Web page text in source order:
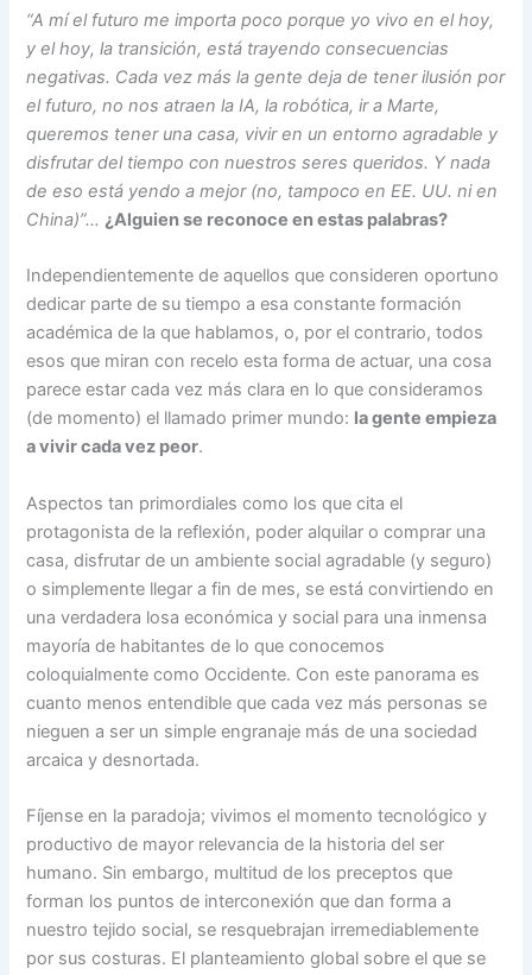
“A mí el futuro me importa poco porque yo vivo en el hoy,
y el hoy, la transición, está trayendo consecuencias
negativas. Cada vez más la gente deja de tener ilusión por
el futuro, no nos atraen la IA, la robótica, ir a Marte,
queremos tener una casa, vivir en un entorno agradable y
disfrutar del tiempo con nuestros seres queridos. Y nada
de eso está yendo a mejor (no, tampoco en EE. UU. ni en
China)”… ¿Alguien se reconoce en estas palabras?
Independientemente de aquellos que consideren oportuno
dedicar parte de su tiempo a esa constante formación
académica de la que hablamos, o, por el contrario, todos
esos que miran con recelo esta forma de actuar, una cosa
parece estar cada vez más clara en lo que consideramos
(de momento) el llamado primer mundo: la gente empieza
a vivir cada vez peor.
Aspectos tan primordiales como los que cita el
protagonista de la reflexión, poder alquilar o comprar una
casa, disfrutar de un ambiente social agradable (y seguro)
o simplemente llegar a fin de mes, se está convirtiendo en
una verdadera losa económica y social para una inmensa
mayoría de habitantes de lo que conocemos
coloquialmente como Occidente. Con este panorama es
cuanto menos entendible que cada vez más personas se
nieguen a ser un simple engranaje más de una sociedad
arcaica y desnortada.
Fíjense en la paradoja; vivimos el momento tecnológico y
productivo de mayor relevancia de la historia del ser
humano. Sin embargo, multitud de los preceptos que
forman los puntos de interconexión que dan forma a
nuestro tejido social, se resquebrajan irremediablemente
por sus costuras. El planteamiento global sobre el que se